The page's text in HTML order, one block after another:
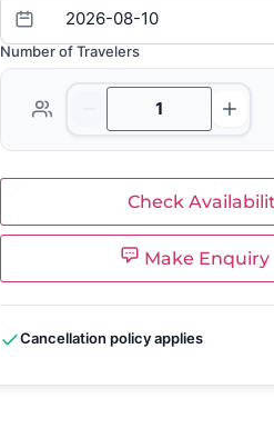
Number of Travelers
Check
Make Enquiry
Cancellation policy applies